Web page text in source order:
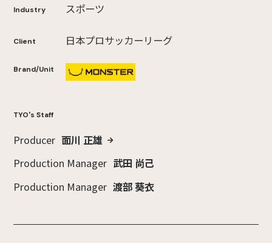
Industry スポーツ
Client 日本プロサッカーリーグ
Brand/Unit
TYO's Staff
Producer 面川 正雄
Production Manager 武田 尚己
Production Manager 渡部 葵衣